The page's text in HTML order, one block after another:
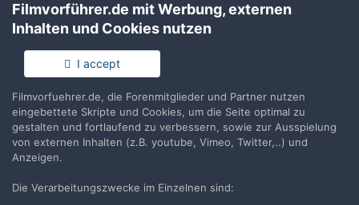
Du hast bereits ein Benutzerkonto? Melde Dich hier an.
Jetzt anmelden
Teilen Folgen
Filmvorführer.de mit Werbung, externen
Inhalten und Cookies nutzen
I accept
Filmvorfuehrer.de, die Forenmitglieder und Partner nutzen
eingebettete Skripte und Cookies, um die Seite optimal zu
gestalten und fortlaufend zu verbessern, sowie zur Ausspielung
von externen Inhalten (z.B. youtube, Vimeo, Twitter,..) und
Anzeigen.
Die Verarbeitungszwecke im Einzelnen sind: